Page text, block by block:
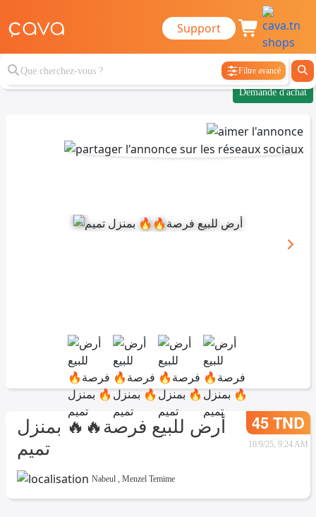
Support
Filtre avancé
Demande d'achat
أرض للبيع فرصة🔥🔥 بمنزل
تميم
45 TND
10/9/25, 9:24 AM
Nabeul , Menzel Temime